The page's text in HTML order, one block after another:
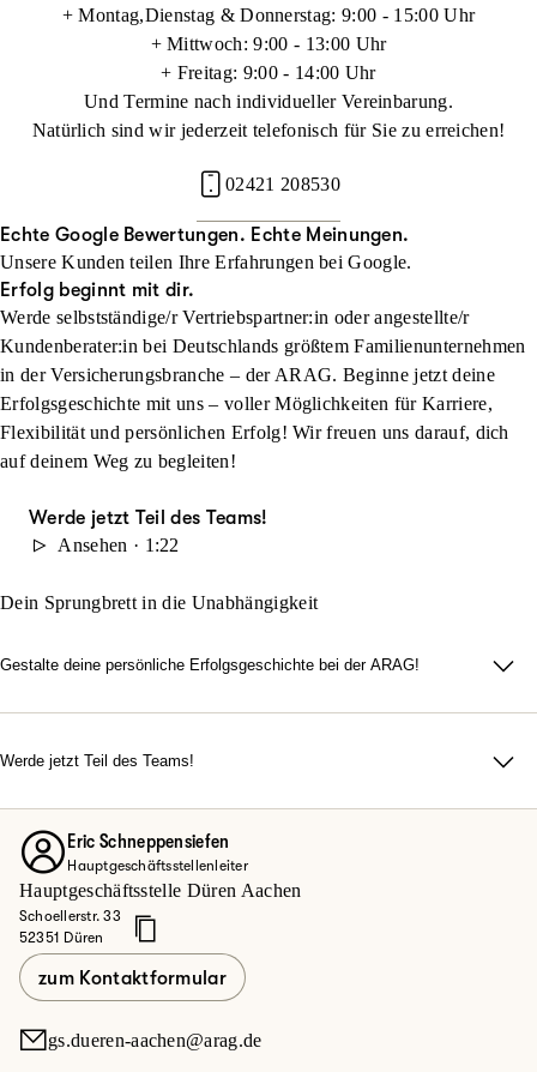
+ Montag,Dienstag & Donnerstag: 9:00 - 15:00 Uhr
+ Mittwoch: 9:00 - 13:00 Uhr
+ Freitag: 9:00 - 14:00 Uhr
Und Termine nach individueller Vereinbarung.
Natürlich sind wir jederzeit telefonisch für Sie zu erreichen!
02421 208530
Echte Google Bewertungen. Echte Meinungen.
Unsere Kunden teilen Ihre Erfahrungen bei Google.
Erfolg beginnt mit dir.
Werde selbstständige/r Vertriebspartner:in oder angestellte/r
Kundenberater:in bei Deutschlands größtem Familienunternehmen
in der Versicherungsbranche – der ARAG. Beginne jetzt deine
Erfolgsgeschichte mit uns – voller Möglichkeiten für Karriere,
Flexibilität und persönlichen Erfolg! Wir freuen uns darauf, dich
auf deinem Weg zu begleiten!
Werde jetzt Teil des Teams!
Ansehen · 1:22
Dein Sprungbrett in die Unabhängigkeit
Gestalte deine persönliche Erfolgsgeschichte bei der ARAG!
Team, das durch familiäre Atmosphäre, echten Zusammenhalt
abwechslungsreiche Aufgaben und Top-Karrierechancen?
Dann werde jetzt Teil des Teams!
Werde jetzt Teil des Teams!
Entdecke deine Möglichkeiten bei der ARAG und informiere
dich hier.
Jetzt mehr erfahren
Eric Schneppensiefen
Hauptgeschäftsstellenleiter
Hauptgeschäftsstelle Düren Aachen
Schoellerstr. 33
52351 Düren
zum Kontaktformular
gs.dueren-aachen@arag.de